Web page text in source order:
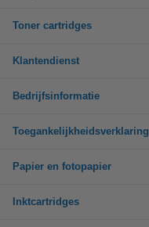
Toner cartridges
Klantendienst
Bedrijfsinformatie
Toegankelijkheidsverklaring
Papier en fotopapier
Inktcartridges